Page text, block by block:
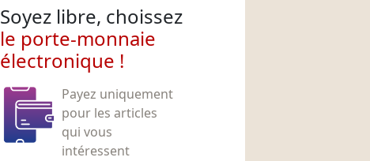
Soyez libre, choissez
le porte-monnaie
électronique !
Payez uniquement
pour les articles
qui vous
intéressent